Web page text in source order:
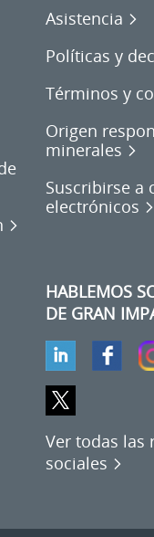
Asistencia
Políticas y
Términos y
Origen
minerales
Suscribirse a
electrónicos
HABLEMOS
DE GRAN
Ver todas las
sociales